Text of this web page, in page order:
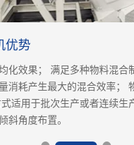
优势
化效果； 满足多种物料混合
消耗产生最大的混合效率；
适用于批次生产或者连续生
斜角度布置。